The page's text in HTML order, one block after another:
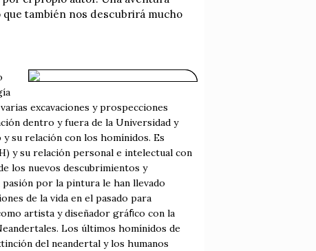
también nos descubrirá mucho
excavaciones y prospecciones
dentro y fuera de la Universidad y
su relación con los homínidos. Es
y su relación personal e intelectual con
los nuevos descubrimientos y
por la pintura le han llevado
de la vida en el pasado para
artista y diseñador gráﬁco con la
Los últimos homínidos de
del neandertal y los humanos